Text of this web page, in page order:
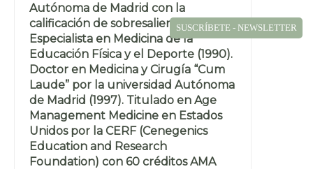
Autónoma de Madrid con la
calificación de sobresaliente (1987).
Especialista en Medicina de la
Educación Física y el Deporte (1990).
Doctor en Medicina y Cirugía “Cum
Laude” por la universidad Autónoma
de Madrid (1997). Titulado en Age
Management Medicine en Estados
Unidos por la CERF (Cenegenics
Education and Research
Foundation) con 60 créditos AMA
SUSCRÍBETE - NEWSLETTER